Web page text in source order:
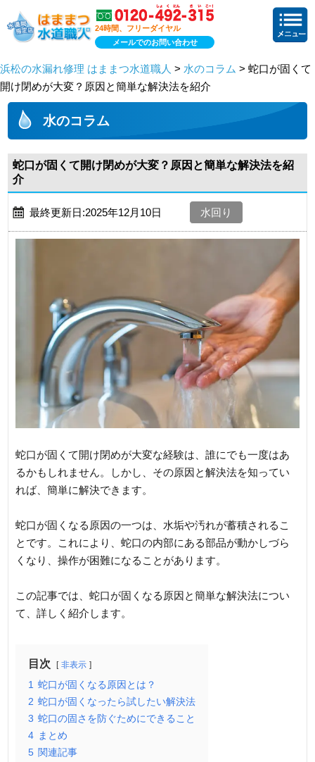
24時間、フリーダイヤル
メールでのお問い合わせ
浜松の水漏れ修理 はままつ水道職人 > 水のコラム > 蛇口が固くて
開け閉めが大変？原因と簡単な解決法を紹介
水のコラム
蛇口が固くて開け閉めが大変？原因と簡単な解決法を紹
介
最終更新日:2025年12月10日 水回り
蛇口が固くて開け閉めが大変な経験は、誰にでも一度はあ
るかもしれません。しかし、その原因と解決法を知ってい
れば、簡単に解決できます。
蛇口が固くなる原因の一つは、水垢や汚れが蓄積されるこ
とです。これにより、蛇口の内部にある部品が動かしづら
くなり、操作が困難になることがあります。
この記事では、蛇口が固くなる原因と簡単な解決法につい
て、詳しく紹介します。
目次 非表示
1 蛇口が固くなる原因とは？
2 蛇口が固くなったら試したい解決法
3 蛇口の固さを防ぐためにできること
4 まとめ
5 関連記事